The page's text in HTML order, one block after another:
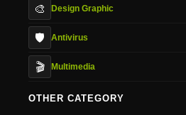
🎨 Design Graphic
🛡️ Antivirus
🎬 Multimedia
OTHER CATEGORY